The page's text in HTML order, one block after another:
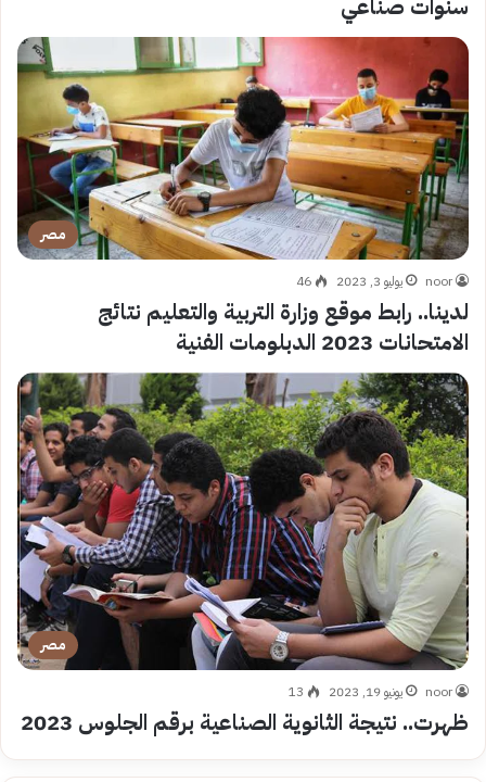
سنوات صناعي
مصر
noor يوليو 3, 2023 46
لدينا.. رابط موقع وزارة التربية والتعليم نتائج
الامتحانات 2023 الدبلومات الفنية
مصر
noor يونيو 19, 2023 13
ظهرت.. نتيجة الثانوية الصناعية برقم الجلوس 2023